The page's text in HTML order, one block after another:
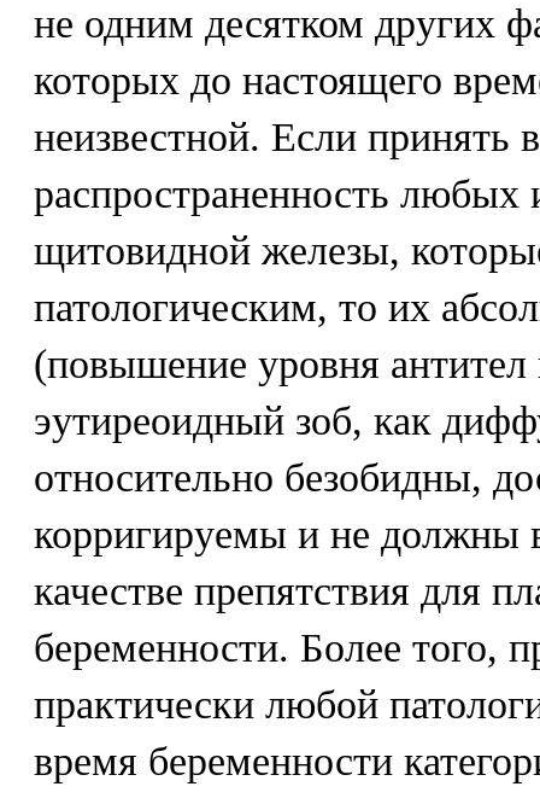
не одним десятком других
которых до настоящего
неизвестной. Если принять
распространенность любых
щитовидной железы,
патологическим, то их
(повышение уровня
эутиреоидный зоб, как
относительно безобидны,
корригируемы и не должны
качестве препятствия для
беременности. Более того,
практически любой
время беременности